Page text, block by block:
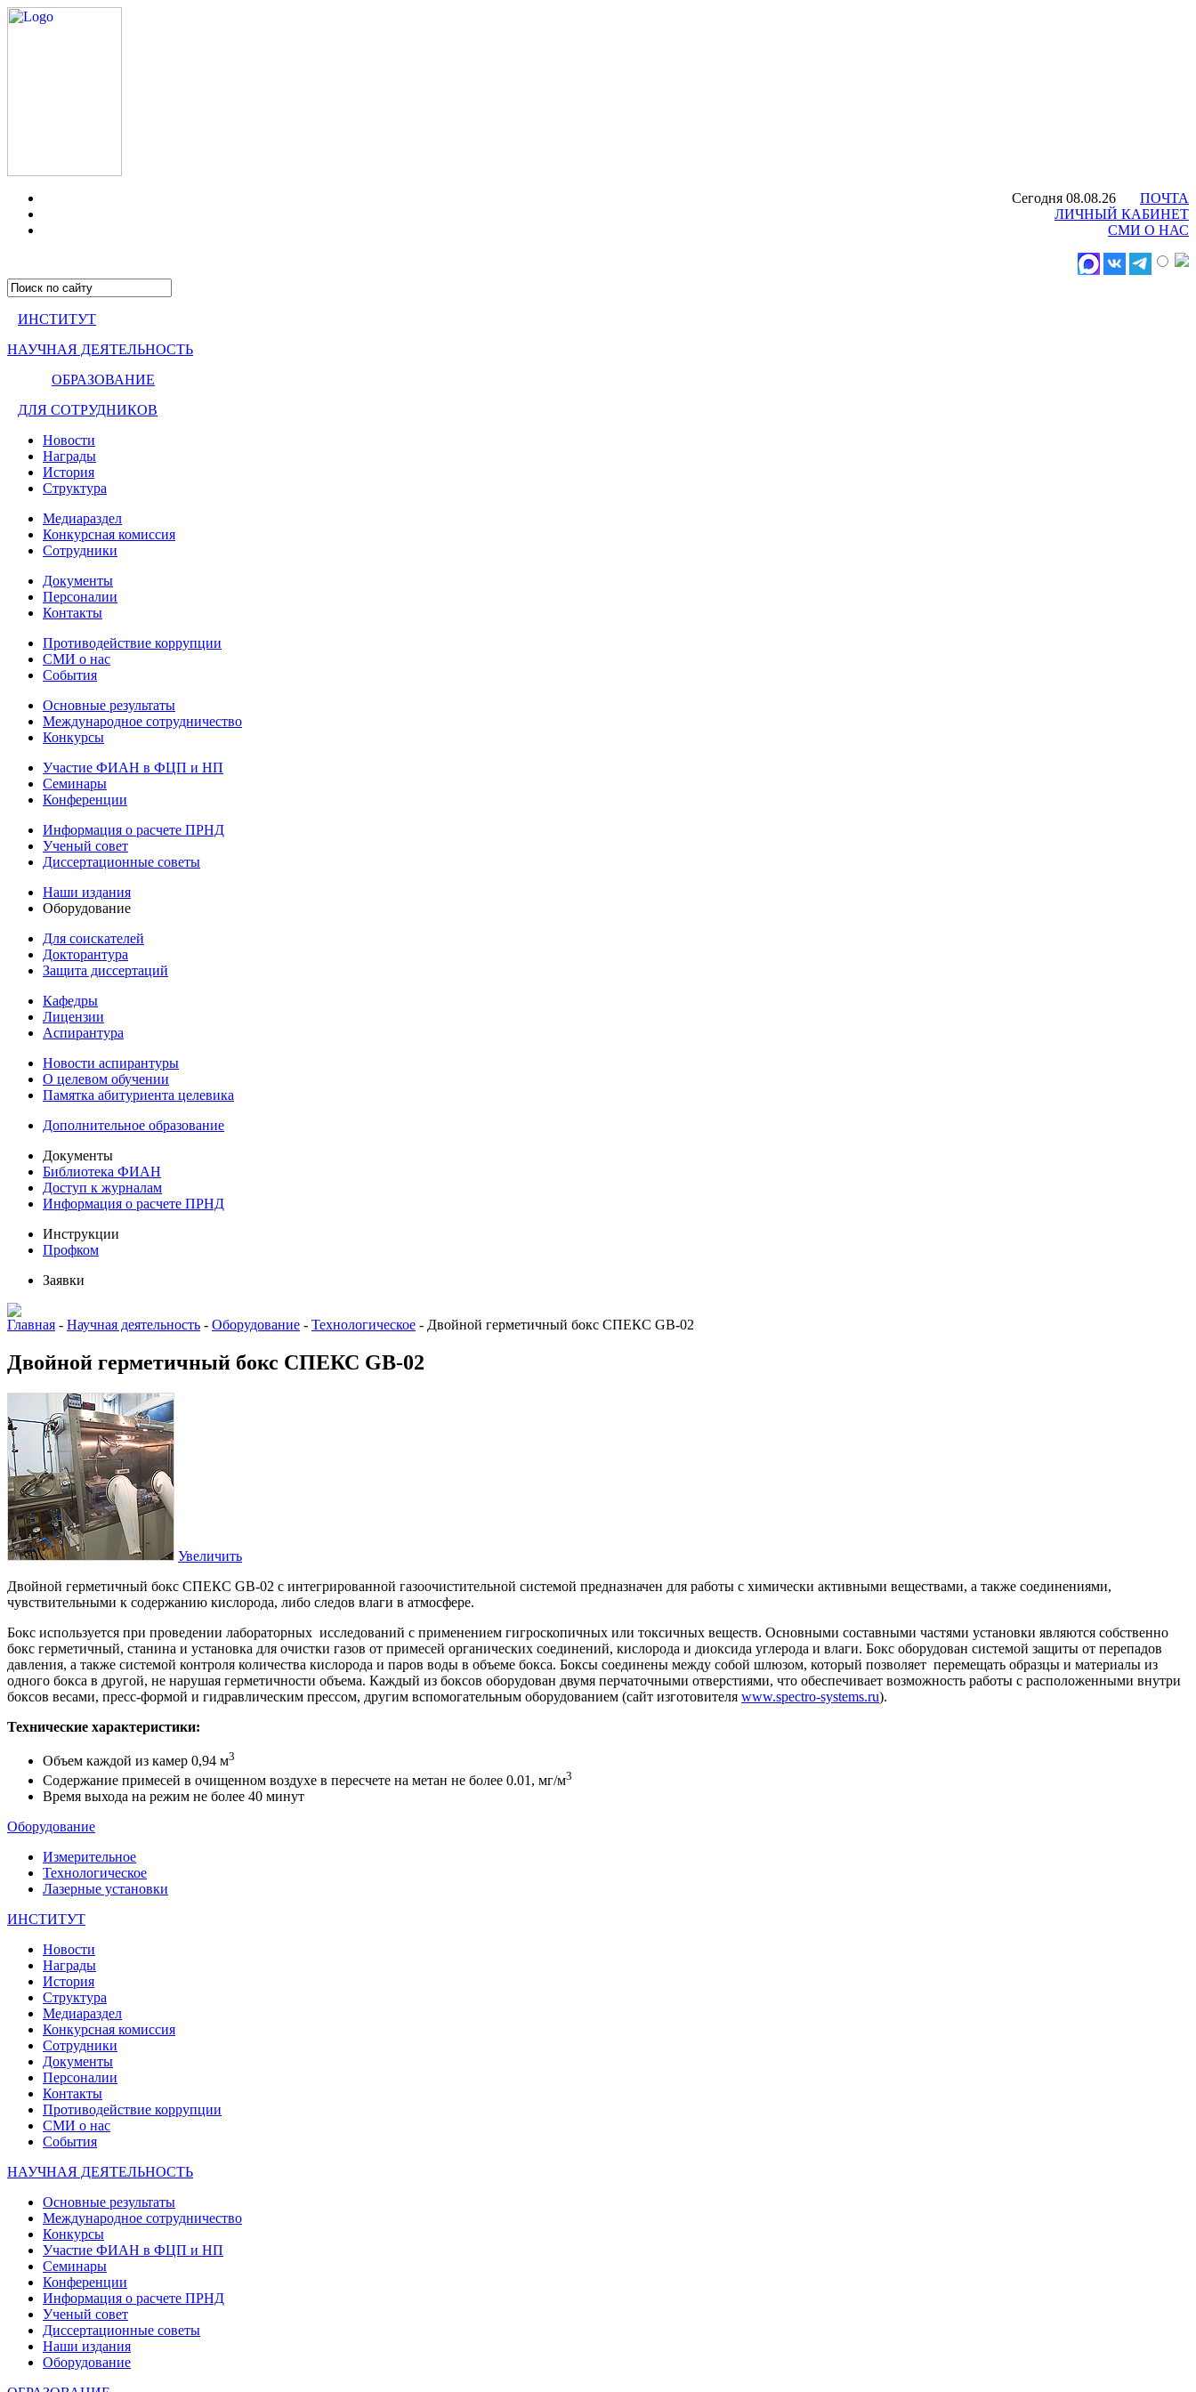
Сегодня 08.08.26
ПОЧТА
ЛИЧНЫЙ КАБИНЕТ
СМИ О НАС
ИНСТИТУТ
НАУЧНАЯ ДЕЯТЕЛЬНОСТЬ
ОБРАЗОВАНИЕ
ДЛЯ СОТРУДНИКОВ
Новости
Награды
История
Структура
Медиараздел
Конкурсная комиссия
Сотрудники
Документы
Персоналии
Контакты
Противодействие коррупции
СМИ о нас
События
Основные результаты
Международное сотрудничество
Конкурсы
Участие ФИАН в ФЦП и НП
Семинары
Конференции
Информация о расчете ПРНД
Ученый совет
Диссертационные советы
Наши издания
Оборудование
Для соискателей
Докторантура
Защита диссертаций
Кафедры
Лицензии
Аспирантура
Новости аспирантуры
О целевом обучении
Памятка абитуриента целевика
Дополнительное образование
Документы
Библиотека ФИАН
Доступ к журналам
Информация о расчете ПРНД
Инструкции
Профком
Заявки
Главная - Научная деятельность - Оборудование - Технологическое - Двойной герметичный бокс СПЕКС GB-02
Двойной герметичный бокс СПЕКС GB-02
Увеличить
Двойной герметичный бокс СПЕКС GB-02 с интегрированной газоочистительной системой предназначен для работы с химически активными веществами, а также соединениями,
чувствительными к содержанию кислорода, либо следов влаги в атмосфере.
Бокс используется при проведении лабораторных исследований с применением гигроскопичных или токсичных веществ. Основными составными частями установки являются собственно
бокс герметичный, станина и установка для очистки газов от примесей органических соединений, кислорода и диоксида углерода и влаги. Бокс оборудован системой защиты от перепадов
давления, а также системой контроля количества кислорода и паров воды в объеме бокса. Боксы соединены между собой шлюзом, который позволяет перемещать образцы и материалы из
одного бокса в другой, не нарушая герметичности объема. Каждый из боксов оборудован двумя перчаточными отверстиями, что обеспечивает возможность работы с расположенными внутри
боксов весами, пресс-формой и гидравлическим прессом, другим вспомогательным оборудованием (сайт изготовителя www.spectro-systems.ru).
Технические характеристики:
Объем каждой из камер 0,94 м3
Содержание примесей в очищенном воздухе в пересчете на метан не более 0.01, мг/м3
Время выхода на режим не более 40 минут
Оборудование
Измерительное
Технологическое
Лазерные установки
ИНСТИТУТ
Новости
Награды
История
Структура
Медиараздел
Конкурсная комиссия
Сотрудники
Документы
Персоналии
Контакты
Противодействие коррупции
СМИ о нас
События
НАУЧНАЯ ДЕЯТЕЛЬНОСТЬ
Основные результаты
Международное сотрудничество
Конкурсы
Участие ФИАН в ФЦП и НП
Семинары
Конференции
Информация о расчете ПРНД
Ученый совет
Диссертационные советы
Наши издания
Оборудование